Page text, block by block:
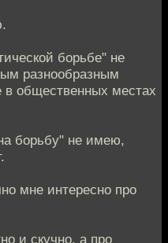
борьбе" не
разнообразным
в общественных местах
борьбу" не имею,
мне интересно про
и скучно, а про